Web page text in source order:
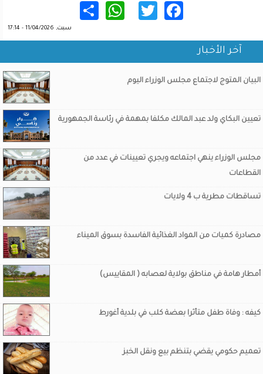
Facebook
Twitter
WhatsApp
سبت, 11/04/2026 - 17:14
آخر الأخبار
البيان المتوج لاجتماع مجلس الوزراء اليوم
تعيين البكاي ولد عبد المالك مكلفا بمهمة في رئاسة الجمهورية
مجلس الوزراء ينهي اجتماعه ويجري تعيينات في عدد من
القطاعات
تساقطات مطرية ب 4 ولايات
مصادرة كميات من المواد الغذائية الفاسدة بسوق الميناء
أمطار هامة في مناطق بولاية لعصابه ( المقاييس)
كيفه : وفاة طفل متأثرا بعضة كلب في بلدية أغورط
تعميم حكومي يقضي بتنظم بيع ونقل الخبز